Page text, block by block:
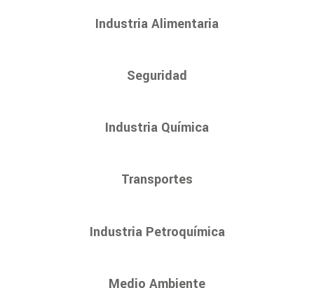
Industria Alimentaria
Seguridad
Industria Química
Transportes
Industria Petroquímica
Medio Ambiente